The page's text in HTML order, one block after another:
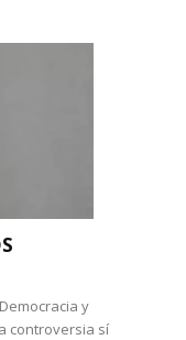
y
controversia sí